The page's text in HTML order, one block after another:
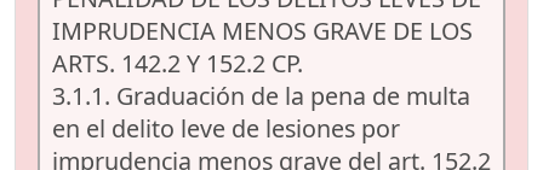
IMPRUDENCIA MENOS GRAVE DE LOS
ARTS. 142.2 Y 152.2 CP.
3.1.1. Graduación de la pena de multa
en el delito leve de lesiones por
imprudencia menos grave del art. 152.2